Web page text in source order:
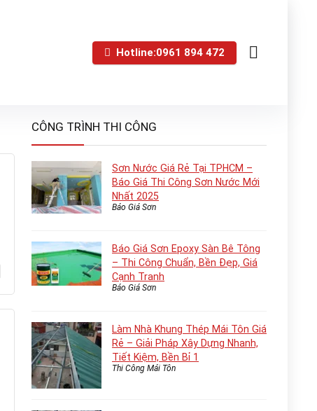
Hotline:0961 894 472
CÔNG TRÌNH THI CÔNG
Sơn Nước Giá Rẻ Tại TPHCM –
Báo Giá Thi Công Sơn Nước Mới
Nhất 2025
Báo Giá Sơn
Báo Giá Sơn Epoxy Sàn Bê Tông
– Thi Công Chuẩn, Bền Đẹp, Giá
Cạnh Tranh
Báo Giá Sơn
Làm Nhà Khung Thép Mái Tôn Giá
Rẻ – Giải Pháp Xây Dựng Nhanh,
Tiết Kiệm, Bền Bỉ 1
Thi Công Mái Tôn